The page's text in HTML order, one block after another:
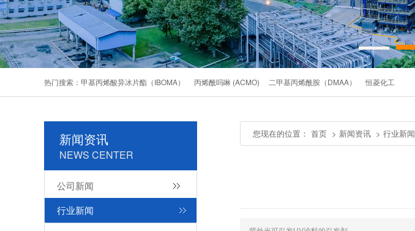
热门搜索： 甲基丙烯酸异冰片酯（IBOMA） 丙烯酰吗啉 (ACMO) 二甲基丙烯酰胺（DMAA） 恒菱化工
新闻资讯
NEWS CENTER
公司新闻
行业新闻
您现在的位置： 首页 > 新闻资讯 > 行业新闻